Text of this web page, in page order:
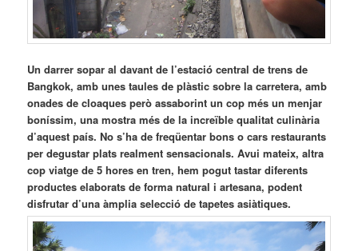
Un darrer sopar al davant de l’estació central de trens de
Bangkok, amb unes taules de plàstic sobre la carretera, amb
onades de cloaques però assaborint un cop més un menjar
boníssim, una mostra més de la increïble qualitat culinària
d’aquest país. No s’ha de freqüentar bons o cars restaurants
per degustar plats realment sensacionals. Avui mateix, altra
cop viatge de 5 hores en tren, hem pogut tastar diferents
productes elaborats de forma natural i artesana, podent
disfrutar d’una àmplia selecció de tapetes asiàtiques.